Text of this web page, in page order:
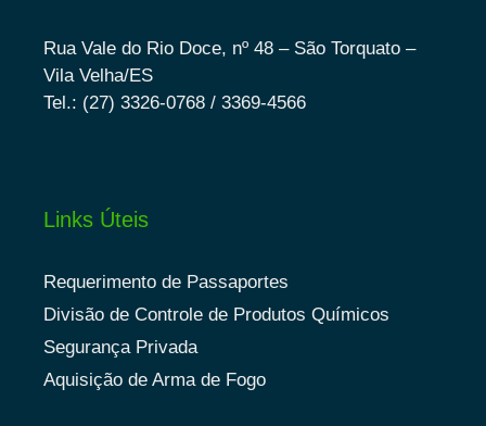
Rua Vale do Rio Doce, nº 48 – São Torquato –
Vila Velha/ES
Tel.: (27) 3326-0768 / 3369-4566
Links Úteis
Requerimento de Passaportes
Divisão de Controle de Produtos Químicos
Segurança Privada
Aquisição de Arma de Fogo